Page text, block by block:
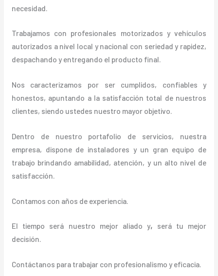
necesidad.
Trabajamos con profesionales motorizados y vehículos
autorizados a nivel local y nacional con seriedad y rapidez,
despachando y entregando el producto final.
Nos caracterizamos por ser cumplidos, confiables y
honestos, apuntando a la satisfacción total de nuestros
clientes, siendo ustedes nuestro mayor objetivo.
Dentro de nuestro portafolio de servicios, nuestra
empresa, dispone de instaladores y un gran equipo de
trabajo brindando amabilidad, atención, y un alto nivel de
satisfacción.
Contamos con años de experiencia.
El tiempo será nuestro mejor aliado y, será tu mejor
decisión.
Contáctanos para trabajar con profesionalismo y eficacia.